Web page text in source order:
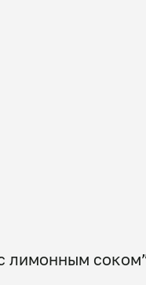
лимонным